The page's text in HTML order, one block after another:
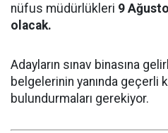
nüfus müdürlükleri 9
olacak.
Adayların sınav binasına
belgelerinin yanında geçerli
bulundurmaları gerekiyor.